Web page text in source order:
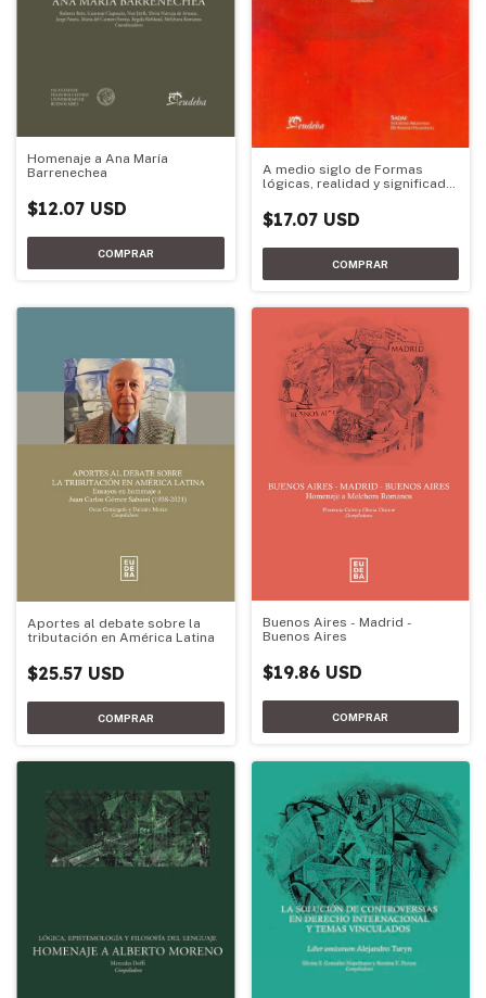
Homenaje a Ana María
Barrenechea
$12.07 USD
A medio siglo de Formas
lógicas, realidad y significado
$17.07 USD
Aportes al debate sobre la
tributación en América Latina
$25.57 USD
Buenos Aires - Madrid -
Buenos Aires
$19.86 USD